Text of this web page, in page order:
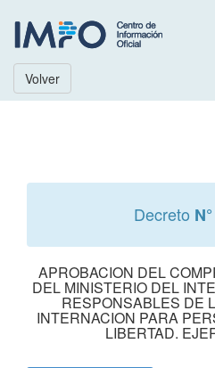
Volver
Decreto
APROBACION DEL
DEL MINISTERIO DEL
RESPONSABLES DE
INTERNACION PARA
LIBERTAD.